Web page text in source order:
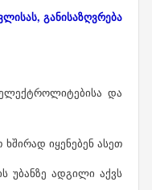
განისაზღვრება
და
იყენებენ ასეთ
უბანზე ადგილი აქვს